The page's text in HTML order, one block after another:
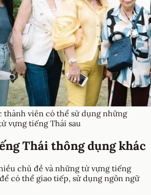
thành viên có thể sử dụng những
vựng tiếng Thái sau
Thái thông dụng khác
chủ đề và những từ vựng tiếng
có thể giao tiếp, sử dụng ngôn ngữ